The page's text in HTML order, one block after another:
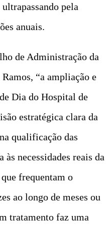
pela
anuais.
de Administração da
“a ampliação e
Dia do Hospital de
estratégica clara da
qualificação das
necessidades reais da
frequentam o
ao longo de meses ou
tratamento faz uma